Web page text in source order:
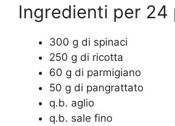
Ingredienti per 24
300 g di spinaci
250 g di ricotta
60 g di parmigiano
50 g di pangrattato
q.b. aglio
q.b. sale fino